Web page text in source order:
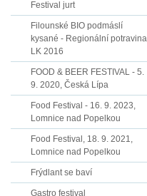
Festival jurt
Filounské BIO podmáslí
kysané - Regionální potravina
LK 2016
FOOD & BEER FESTIVAL - 5.
9. 2020, Česká Lípa
Food Festival - 16. 9. 2023,
Lomnice nad Popelkou
Food Festival, 18. 9. 2021,
Lomnice nad Popelkou
Frýdlant se baví
Gastro festival